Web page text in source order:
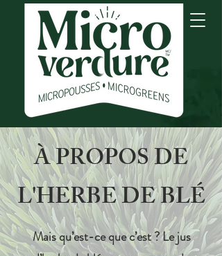
À PROPOS DE
L'HERBE DE BLÉ
Mais qu’est-ce que c’est ? Le jus